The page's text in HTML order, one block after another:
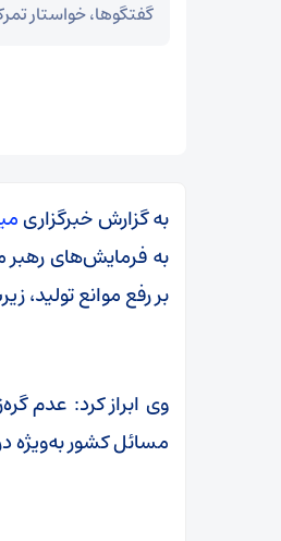
گفتگوها، خواستار
به گزارش خبرگزاری
به فرمایش‌های رهبر
بر رفع موانع تولید،
وی ابراز کرد: عدم
مسائل کشور به‌ویژه
بقائی: برنامه‌ای برای سفر